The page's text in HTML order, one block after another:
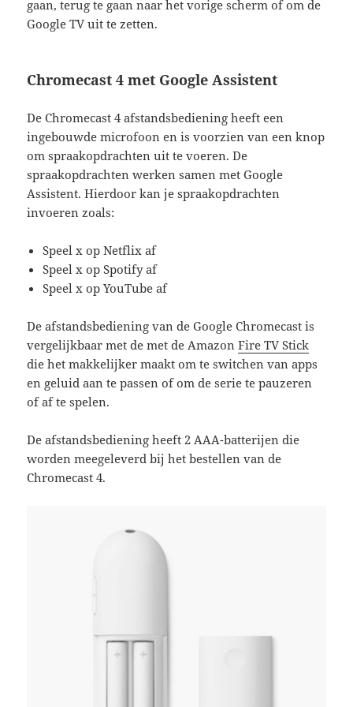
gaan, terug te gaan naar het vorige scherm of om de
Google TV uit te zetten.
Chromecast 4 met Google Assistent
De Chromecast 4 afstandsbediening heeft een
ingebouwde microfoon en is voorzien van een knop
om spraakopdrachten uit te voeren. De
spraakopdrachten werken samen met Google
Assistent. Hierdoor kan je spraakopdrachten
invoeren zoals:
Speel x op Netflix af
Speel x op Spotify af
Speel x op YouTube af
De afstandsbediening van de Google Chromecast is
vergelijkbaar met de met de AmazonFire TV Stick
die het makkelijker maakt om te switchen van apps
en geluid aan te passen of om de serie te pauzeren
of af te spelen.
De afstandsbediening heeft 2 AAA-batterijen die
worden meegeleverd bij het bestellen van de
Chromecast 4.